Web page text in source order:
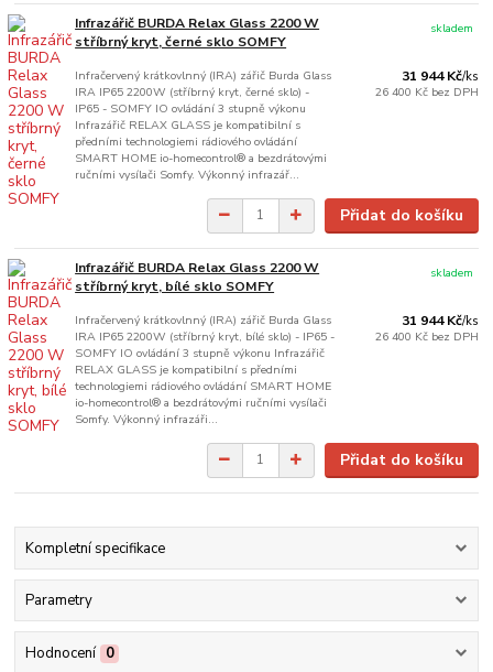
Infrazářič BURDA Relax Glass 2200 W
stříbrný kryt, černé sklo SOMFY
Infračervený krátkovlnný (IRA) zářič Burda Glass
IRA IP65 2200W (stříbrný kryt, černé sklo) -
IP65 - SOMFY IO ovládání 3 stupně výkonu
Infrazářič RELAX GLASS je kompatibilní s
předními technologiemi rádiového ovládání
SMART HOME io-homecontrol® a bezdrátovými
ručními vysílači Somfy. Výkonný infrazář...
31 944 Kč/ks
26 400 Kč bez DPH
skladem
Přidat do košíku
Infrazářič BURDA Relax Glass 2200 W
stříbrný kryt, bílé sklo SOMFY
Infračervený krátkovlnný (IRA) zářič Burda Glass
IRA IP65 2200W (stříbrný kryt, bílé sklo) - IP65 -
SOMFY IO ovládání 3 stupně výkonu Infrazářič
RELAX GLASS je kompatibilní s předními
technologiemi rádiového ovládání SMART HOME
io-homecontrol® a bezdrátovými ručními vysílači
Somfy. Výkonný infrazáři...
31 944 Kč/ks
26 400 Kč bez DPH
skladem
Přidat do košíku
Kompletní specifikace
Parametry
Hodnocení 0